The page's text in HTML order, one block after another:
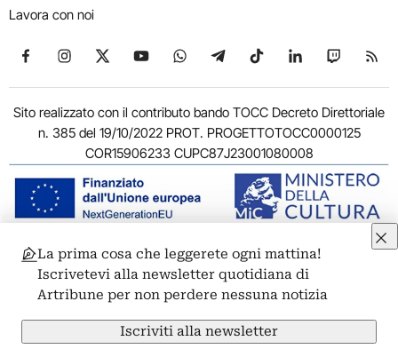
Lavora con noi
Seguici su Facebook
Seguici su Instagram
Seguici su X
Seguici su YouTube
Seguici su WhatsApp
Seguici su Telegram
Seguici su TikTok
Seguici su
Seguici
Sito realizzato con il contributo bando TOCC Decreto Direttoriale
n. 385 del 19/10/2022 PROT. PROGETTOTOCC0000125
COR15906233 CUPC87J23001080008
© 2011-2026 ARTRIBUNE srl – Corso Vittorio Emanuele II, 287 –
00186 Roma - P.I. 11381581005
Privacy: Responsabile della protezione dei dati personali
ARTRIBUNE srl – Corso Vittorio Emanuele II, 287 – 00186 Roma
Termini e condizioniPrivacy PolicyCookie PolicyCredits
La prima cosa che leggerete ogni mattina!
Iscrivetevi alla newsletter quotidiana di
Artribune per non perdere nessuna notizia
Iscriviti alla newsletter